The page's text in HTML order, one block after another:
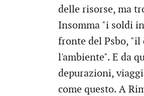
delle risorse, ma
Insomma "i soldi
fronte del Psbo, "il
l'ambiente". E da
depurazioni,
come questo. A